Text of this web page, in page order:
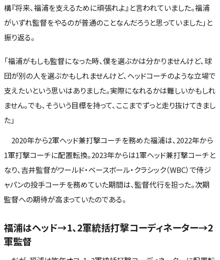
構『将来、福浦を支えるために頑張れよ』と言われていました。福浦
がいずれ監督をやるのが普通のことなんだろうと思っていました」と
振り返る。
「福浦がもしも監督になった時、僕を選ぶかは分かりませんけど、球
団が別の人を選ぶかもしれませんけど、ヘッドコーチのような立場で
支えたいという思いはありました。実際になれるかは難しいかもしれ
ません。でも、そういう目標を持って、ここまでずっと走り抜けてきまし
た」
2020年から2軍ヘッド兼打撃コーチを務めた福浦は、2022年から
1軍打撃コーチに配置転換。2023年からは1軍ヘッド兼打撃コーチと
なり、吉井監督がワールド・ベースボール・クラシック（WBC）で侍ジ
ャパンの投手コーチを務めていた期間は、監督代行を担った。次期
監督への期待が高まっていたのである。
福浦はヘッド→1、2軍統括打撃コーディネーター→2
軍監督